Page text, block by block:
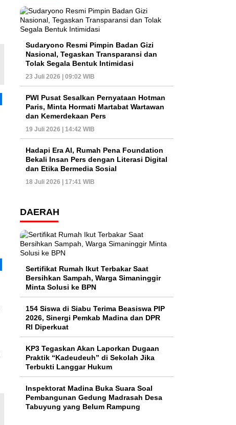
Sudaryono Resmi Pimpin Badan Gizi
Nasional, Tegaskan Transparansi dan
Tolak Segala Bentuk Intimidasi
23 Juli 2026 | 09:02 WIB
PWI Pusat Sesalkan Pernyataan Hotman
Paris, Minta Hormati Martabat Wartawan
dan Kemerdekaan Pers
19 Juli 2026 | 14:42 WIB
Hadapi Era AI, Rumah Pena Foundation
Bekali Insan Pers dengan Literasi Digital
dan Etika Bermedia Sosial
18 Juli 2026 | 17:41 WIB
DAERAH
Sertifikat Rumah Ikut Terbakar Saat
Bersihkan Sampah, Warga Simaninggir
Minta Solusi ke BPN
154 Siswa di Siabu Terima Beasiswa PIP
2026, Sinergi Pemkab Madina dan DPR
RI Diperkuat
KP3 Tegaskan Akan Laporkan Dugaan
Praktik “Kadeudeuh” di Sekolah Jika
Terbukti Langgar Hukum
Inspektorat Madina Buka Suara Soal
Pembangunan Gedung Madrasah Desa
Tabuyung yang Belum Rampung